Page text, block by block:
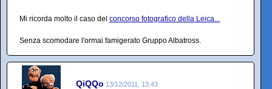
Mi ricorda molto il caso del concorso fotografico della Leica...
Senza scomodare l'ormai famigerato Gruppo Albatross.
QiQQo 13/12/2011, 13:43